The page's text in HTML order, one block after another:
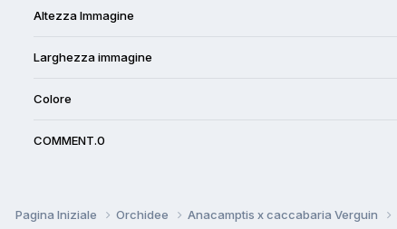
Altezza Immagine
Larghezza immagine
Colore
COMMENT.0
Pagina Iniziale Orchidee Anacamptis x caccabaria Verguin